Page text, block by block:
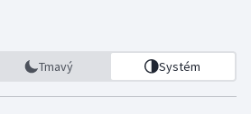
Tmavý Systém